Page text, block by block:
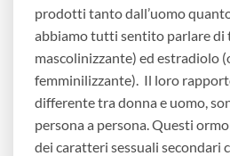
prodotti tanto dall’uomo
abbiamo tutti sentito parlare di
mascolinizzante) ed estradiolo
femminilizzante). Il loro
differente tra donna e uomo,
persona a persona. Questi
dei caratteri sessuali secondari